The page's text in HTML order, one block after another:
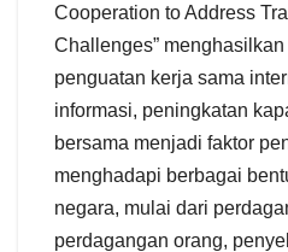
Cooperation to Address
Challenges”
penguatan kerja sama
informasi, peningkatan
bersama menjadi faktor
menghadapi berbagai
negara, mulai dari
perdagangan orang,